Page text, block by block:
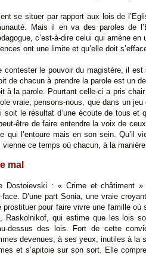
se situer par rapport aux lois de
Mais il en va des paroles de
c’est-à-dire celui qui amène
ont une limite et qu’elle doit
contester le pouvoir du magistère, il
de chacun à prendre la parole est un
à la parole. Pourtant celle-ci a pris
vraie, pensons-nous, que dans un
soit le résultat d’une écoute de tous
être de faire entendre la voix de
qui l’entoure mais en son sein. Qu’il
vienne ce temps où chacun, à la
mal
Dostoievski : « Crime et châtiment
D’une part Sonia, une vraie
prostituer pour faire vivre une famille
Raskolnikof, qui estime que les lois
dessus des lois. Fort de cette
devenues, à ses yeux, inutiles à la
et s’apitoie sur son sort. Elle